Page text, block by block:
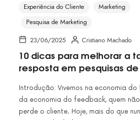
Experiência do Cliente
Marketing
Pesquisa de Marketing
23/06/2025 Cristiano Machado
10 dicas para melhorar a
resposta em pesquisas
Introdução: Vivemos na economia
da economia do feedback, quem
perde o cliente. Hoje, mais do que